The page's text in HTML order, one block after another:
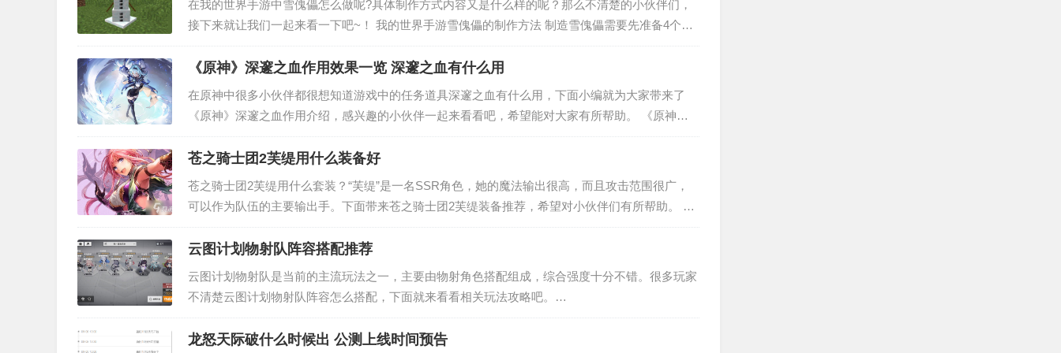
在我的世界手游中雪傀儡怎么做呢?具体制作方式内容又是什么样的呢？那么不清楚的小伙伴们，
接下来就让我们一起来看一下吧~！ 我的世界手游雪傀儡的制作方法 制造雪傀儡需要先准备4个雪
块，雪块需要使用雪球合成，4个雪球可以合成一个雪块…
《原神》深邃之血作用效果一览 深邃之血有什么用
在原神中很多小伙伴都很想知道游戏中的任务道具深邃之血有什么用，下面小编就为大家带来了
《原神》深邃之血作用介绍，感兴趣的小伙伴一起来看看吧，希望能对大家有所帮助。 《原神》
深邃之血作用介绍 道具名称： 深邃之血 获得方式…
苍之骑士团2芙缇用什么装备好
苍之骑士团2芙缇用什么套装？“芙缇”是一名SSR角色，她的魔法输出很高，而且攻击范围很广，
可以作为队伍的主要输出手。下面带来苍之骑士团2芙缇装备推荐，希望对小伙伴们有所帮助。 苍
之骑士团2芙缇装备详解 1.【起源套装】 两…
云图计划物射队阵容搭配推荐
云图计划物射队是当前的主流玩法之一，主要由物射角色搭配组成，综合强度十分不错。很多玩家
不清楚云图计划物射队阵容怎么搭配，下面就来看看相关玩法攻略吧。…
龙怒天际破什么时候出 公测上线时间预告